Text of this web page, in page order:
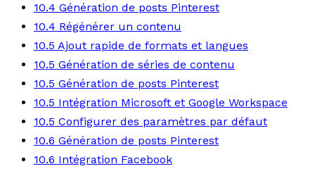
10.4 Génération de posts Pinterest
10.4 Régénérer un contenu
10.5 Ajout rapide de formats et langues
10.5 Génération de séries de contenu
10.5 Génération de posts Pinterest
10.5 Intégration Microsoft et Google Workspace
10.5 Configurer des paramètres par défaut
10.6 Génération de posts Pinterest
10.6 Intégration Facebook